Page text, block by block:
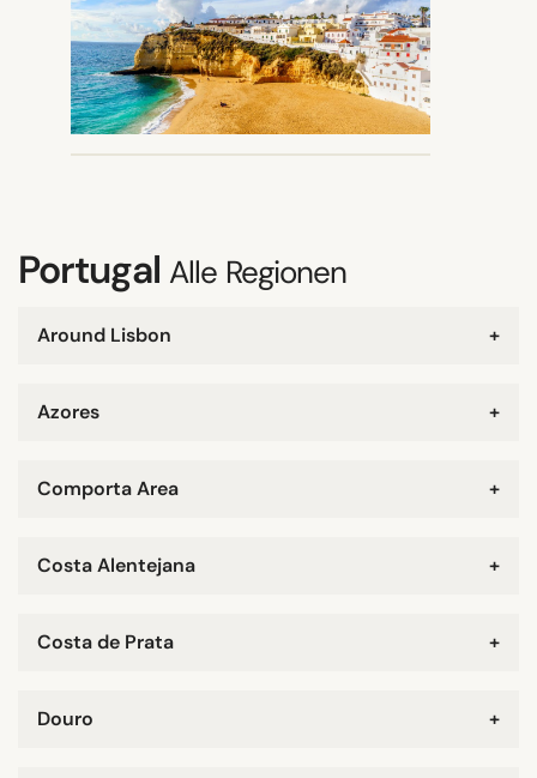
Portugal Alle Regionen
+
Around Lisbon
+
Azores
+
Comporta Area
+
Costa Alentejana
+
Costa de Prata
+
Douro